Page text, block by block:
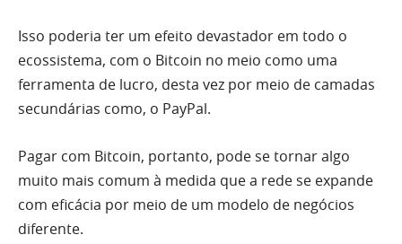
Isso poderia ter um efeito devastador em todo o
ecossistema, com o Bitcoin no meio como uma
ferramenta de lucro, desta vez por meio de camadas
secundárias como, o PayPal.
Pagar com Bitcoin, portanto, pode se tornar algo
muito mais comum à medida que a rede se expande
com eficácia por meio de um modelo de negócios
diferente.